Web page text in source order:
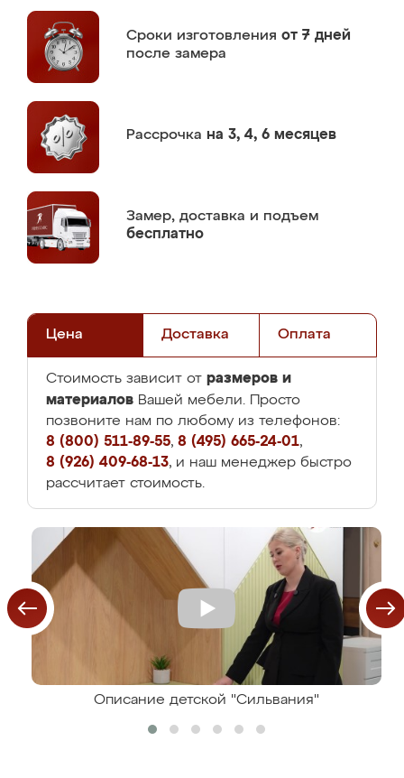
Сроки изготовления от 7 дней
после замера
Рассрочка на 3, 4, 6 месяцев
Замер, доставка и подъем
бесплатно
Цена Доставка Оплата
Стоимость зависит от размеров и
материалов Вашей мебели. Просто
позвоните нам по любому из телефонов:
8 (800) 511-89-55, 8 (495) 665-24-01,
8 (926) 409-68-13, и наш менеджер быстро
рассчитает стоимость.
Описание детской "Сильвания"